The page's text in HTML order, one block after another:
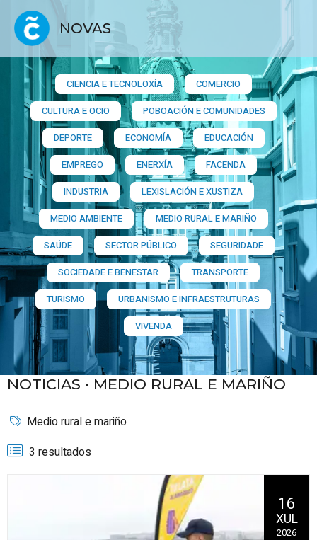
NOVAS
CIENCIA E TECNOLOXÍA
COMERCIO
CULTURA E OCIO
POBOACIÓN E COMUNIDADES
DEPORTE
ECONOMÍA
EDUCACIÓN
EMPREGO
ENERXÍA
FACENDA
INDUSTRIA
LEXISLACIÓN E XUSTIZA
MEDIO AMBIENTE
MEDIO RURAL E MARIÑO
SAÚDE
SECTOR PÚBLICO
SEGURIDADE
SOCIEDADE E BENESTAR
TRANSPORTE
TURISMO
URBANISMO E INFRAESTRUTURAS
VIVENDA
NOTICIAS • MEDIO RURAL E MARIÑO
Medio rural e mariño
3 resultados
16
XUL
2026